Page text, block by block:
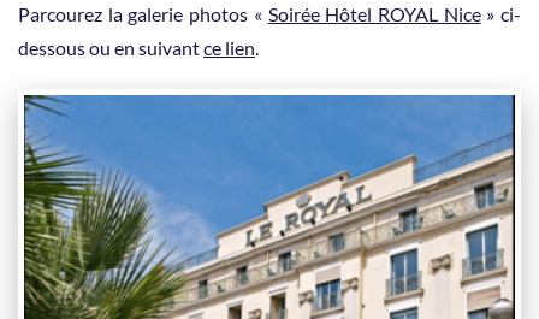
Parcourez la galerie photos « Soirée Hôtel ROYAL Nice» ci-
dessous ou en suivantce lien.